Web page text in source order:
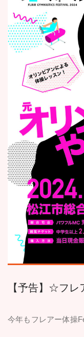
【予告】☆フ
今年もフレアー体操